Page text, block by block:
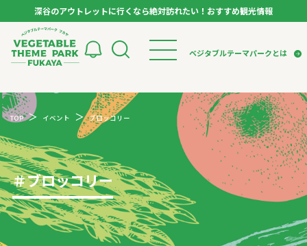
深谷のアウトレットに行くなら絶対訪れたい！おすすめ観光情報
ベジタブルテーマパークとは
検索
トップページ
モデルコース
スポット
イベント
体験
特集記事
ベジタブルテーマパークとは
VTPキャストミーティング
パートナー企業について
市長インタビュー
生産者インタビュー
アンバサダー
お役立ち情報
レシピ集
TOP イベント ブロッコリー
＃ブロッコリー